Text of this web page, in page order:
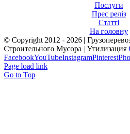
Послуги
Прес реліз
Статті
На головну
© Copyright 2012 - 2026 |
Строительного Мусора | Утилизация
FacebookYouTubeInstagramPinterest
Page load link
Go to Top